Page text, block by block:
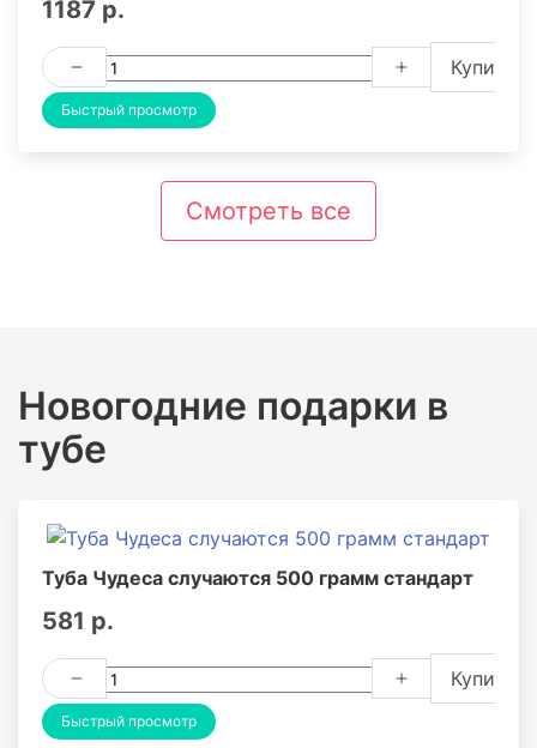
1187 р.
Купить
Быстрый просмотр
Смотреть все
Новогодние подарки в
тубе
Туба Чудеса случаются 500 грамм стандарт
581 р.
Купить
Быстрый просмотр